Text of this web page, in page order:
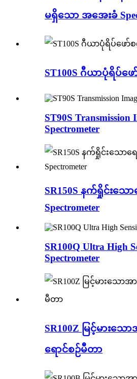
မရှိသော အအေးခံ
ST100S ဂီယာပုံရိပ်ဖ
ST90S Transmission
Spectrometer
SR150S နက်ရှိုင်းသေ
Spectrometer
SR100Q Ultra High
Spectrometer
SR100Z မြင့်မားသေ
ရောင်စဉ်မီတာ